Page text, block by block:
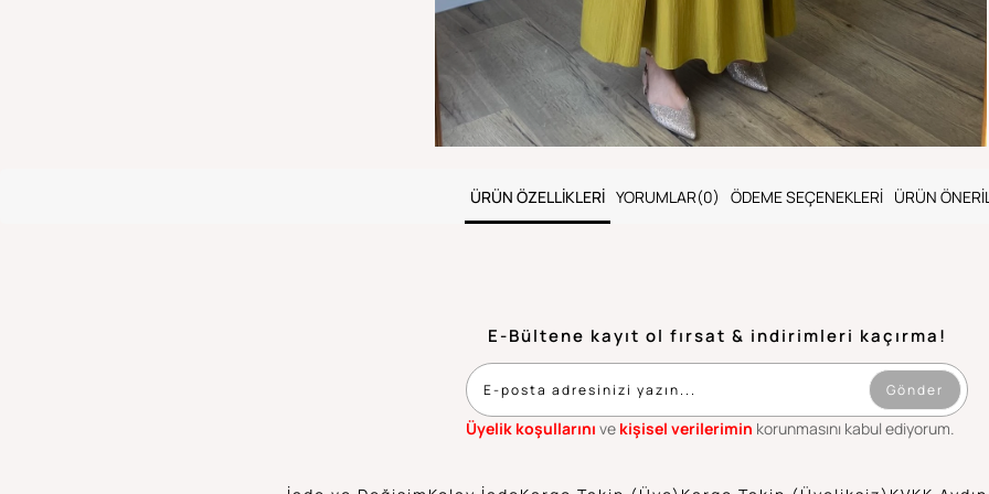
ÜRÜN ÖZELLIKLERI YORUMLAR(0) ÖDEME SEÇENEKLERI ÜRÜN
E-Bültene kayıt ol fırsat & indirimleri kaçırma!
Gönder
Üyelik koşullarını ve kişisel verilerimin korunmasını kabul ediyorum.